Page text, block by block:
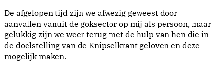
De afgelopen tijd zijn we afwezig geweest door
aanvallen vanuit de goksector op mij als persoon, maar
gelukkig zijn we weer terug met de hulp van hen die in
de doelstelling van de Knipselkrant geloven en deze
mogelijk maken.